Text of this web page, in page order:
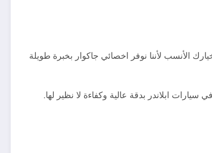
الأنسب لأننا نوفر اخصائي جاكوار بخبرة طويلة
ابلاندر بدقة عالية وكفاءة لا نظير لها.